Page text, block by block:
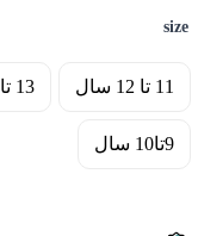
size
11 تا 12 سال 13 تا 14 سال
9تا10 سال